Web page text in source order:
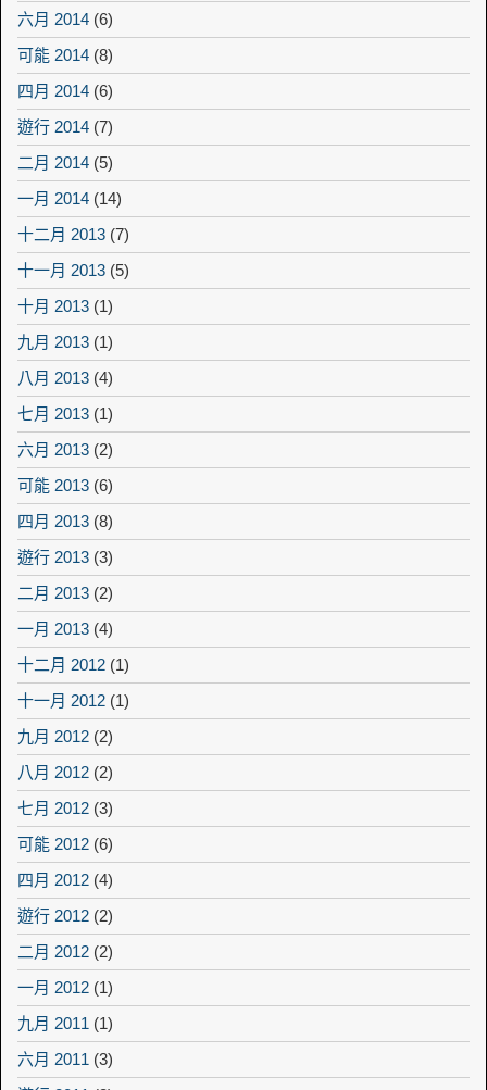
六月 2014 (6)
可能 2014 (8)
四月 2014 (6)
遊行 2014 (7)
二月 2014 (5)
一月 2014 (14)
十二月 2013 (7)
十一月 2013 (5)
十月 2013 (1)
九月 2013 (1)
八月 2013 (4)
七月 2013 (1)
六月 2013 (2)
可能 2013 (6)
四月 2013 (8)
遊行 2013 (3)
二月 2013 (2)
一月 2013 (4)
十二月 2012 (1)
十一月 2012 (1)
九月 2012 (2)
八月 2012 (2)
七月 2012 (3)
可能 2012 (6)
四月 2012 (4)
遊行 2012 (2)
二月 2012 (2)
一月 2012 (1)
九月 2011 (1)
六月 2011 (3)